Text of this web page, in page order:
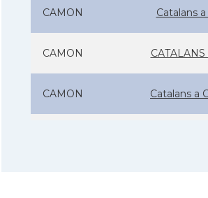
CAMON Catalans
CAMON
CAMON Catalans a